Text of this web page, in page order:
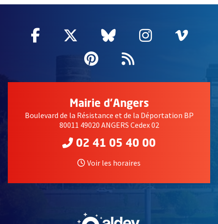
Facebook
, Ouvre une nouvelle fenêtre
Twitter
, Ouvre une nouvelle
Bluesky
, Ouvre une
Instagram
, Ouvre
,
Pinterest
, Ouvre une
Flux RSS
Mairie d'Angers
Boulevard de la Résistance et de la Déportation BP
80011 49020 ANGERS Cedex 02
02 41 05 40 00
Voir les horaires